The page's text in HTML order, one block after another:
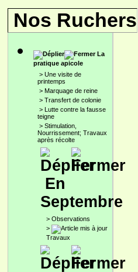
Nos Ruchers
La
pratique apicole
> Une visite de
printemps
> Marquage de reine
> Transfert de colonie
> Lutte contre la fausse
teigne
> Stimulation,
Nourrissement; Travaux
après récolte
En
Septembre
> Observations
>
Travaux